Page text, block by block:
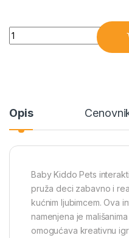
Baby Kiddo Pets
Opis
Baby Kiddo Pets
pruža deci zabavno i
kućnim ljubimcem. Ova
namenjena je
omogućava kreativnu